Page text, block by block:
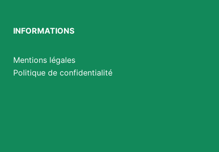
INFORMATIONS
Mentions légales
Politique de confidentialité